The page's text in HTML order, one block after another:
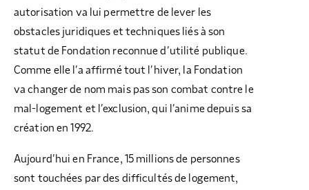
autorisation va lui permettre de lever les
obstacles juridiques et techniques liés à son
statut de Fondation reconnue d’utilité publique.
Comme elle l’a affirmé tout l’hiver, la Fondation
va changer de nom mais pas son combat contre le
mal-logement et l’exclusion, qui l’anime depuis sa
création en 1992.
Aujourd’hui en France, 15 millions de personnes
sont touchées par des difficultés de logement,